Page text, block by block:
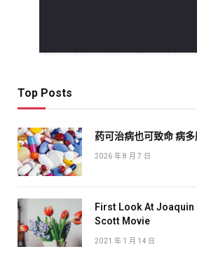
Top Posts
药可治病也可致命 病
2026 年 8 月 7 日
First Look At Joaquin
Scott Movie
2021 年 1 月 14 日